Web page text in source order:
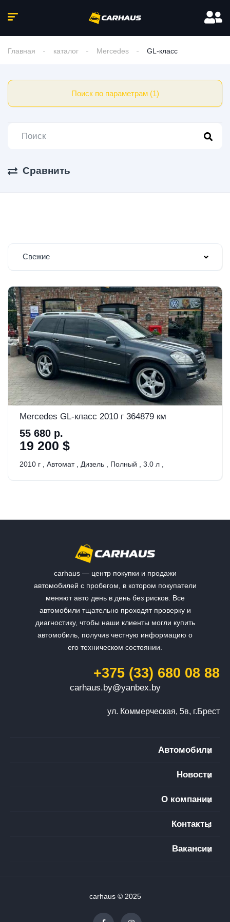
Главная каталог Mercedes GL-класс
Поиск по параметрам (1)
Сравнить
Свежие
Mercedes GL-класс 2010 г 364879 км
55 680 р.
19 200 $
2010 г Автомат Дизель Полный 3.0 л
carhaus — центр покупки и продажи
автомобилей с пробегом, в котором покупатели
меняют авто день в день без рисков. Все
автомобили тщательно проходят проверку и
диагностику, чтобы наши клиенты могли купить
автомобиль, получив честную информацию о
его техническом состоянии.
+375 (33) 680 08 88
carhaus.by@yanbex.by
ул. Коммерческая, 5в, г.Брест
Автомобили
Новости
О компании
Контакты
Вакансии
carhaus © 2025